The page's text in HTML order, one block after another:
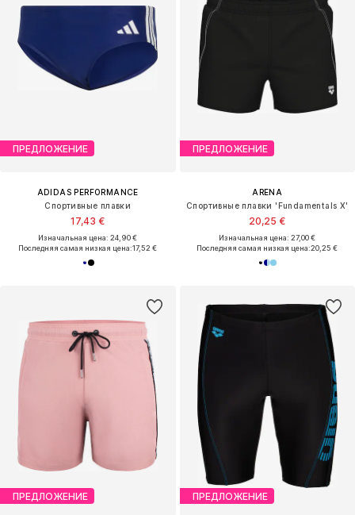
ПРЕДЛОЖЕНИЕ
ADIDAS PERFORMANCE
Спортивные плавки
17,43 €
Изначальная цена: 24,90 €
Последняя самая низкая цена:17,52 €
ПРЕДЛОЖЕНИЕ
ARENA
Спортивные плавки 'Fundamentals X'
20,25 €
Изначальная цена: 27,00 €
Последняя самая низкая цена:20,25 €
ПРЕДЛОЖЕНИЕ ПРЕДЛОЖЕНИЕ